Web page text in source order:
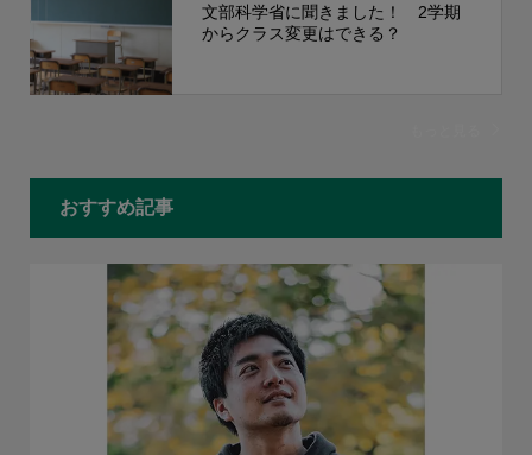
文部科学省に聞きました！ 2学期
からクラス変更はできる？
おすすめ記事